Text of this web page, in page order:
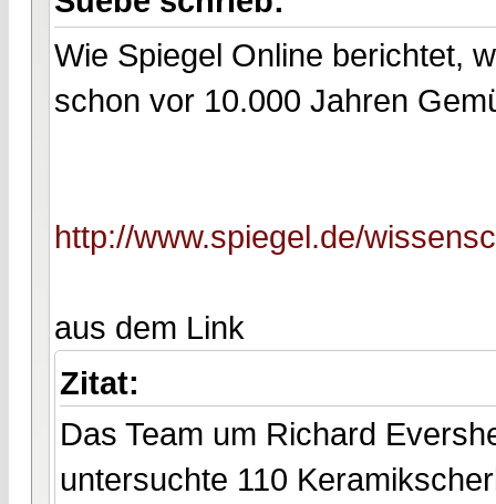
Wie Spiegel Online berichtet,
schon vor 10.000 Jahren
http://www.spiegel.de/
aus dem Link
Zitat:
Das Team um Richard
untersuchte 110